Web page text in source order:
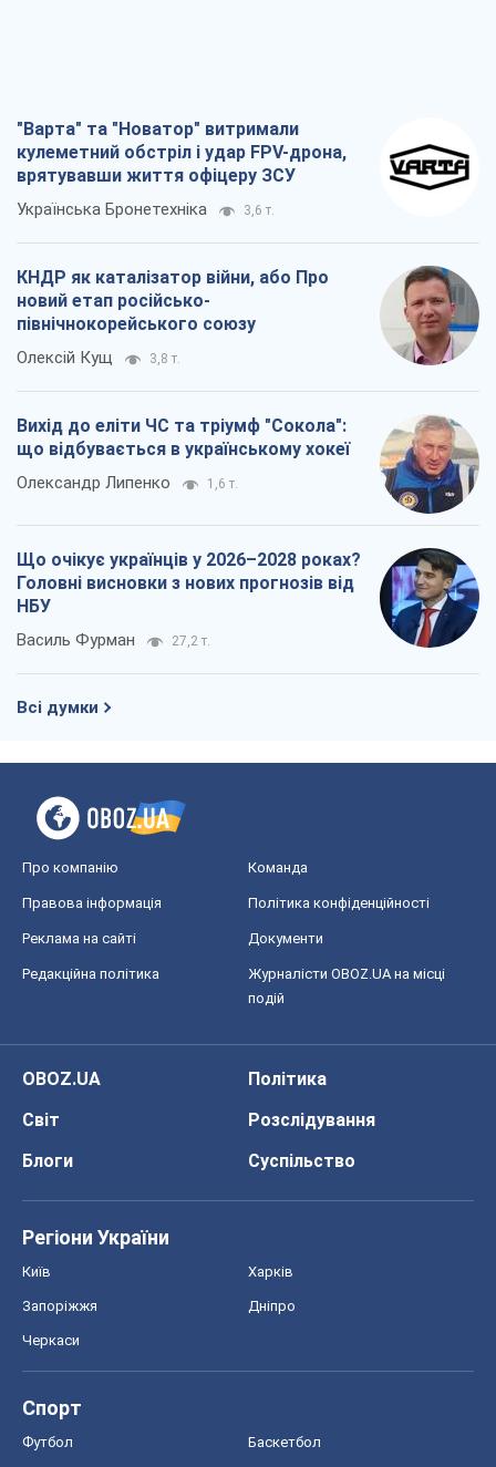
"Варта" та "Новатор" витримали
кулеметний обстріл і удар FPV-дрона,
врятувавши життя офіцеру ЗСУ
Українська Бронетехніка 3,6 т.
КНДР як каталізатор війни, або Про
новий етап російсько-
північнокорейського союзу
Олексій Кущ 3,8 т.
Вихід до еліти ЧС та тріумф "Сокола":
що відбувається в українському хокеї
Олександр Липенко 1,6 т.
Що очікує українців у 2026–2028 роках?
Головні висновки з нових прогнозів від
НБУ
Василь Фурман 27,2 т.
Всі думки
Про компанію Команда
Правова інформація Політика конфіденційності
Реклама на сайті Документи
Редакційна політика
Журналісти OBOZ.UA на місці
подій
OBOZ.UA
Політика
Світ
Розслідування
Блоги
Суспільство
Регіони України
Київ Харків
Запоріжжя Дніпро
Черкаси
Спорт
Футбол Баскетбол